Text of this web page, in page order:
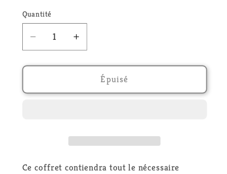
Quantité
Réduire
la
quantité
Nécessaire
Augmenter
la
quantité
Nécessaire
-
Épuisé
Ce coffret contiendra tout le nécessaire